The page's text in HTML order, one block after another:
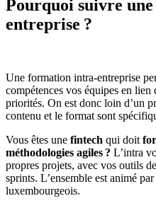
Pourquoi suivre
entreprise ?
Une formation intra-entreprise
compétences vos équipes en
priorités. On est donc loin d’un
contenu et le format sont
Vous êtes une fintech qui doit
méthodologies agiles ? L’intra
propres projets, avec vos outils
sprints. L’ensemble est animé
luxembourgeois.